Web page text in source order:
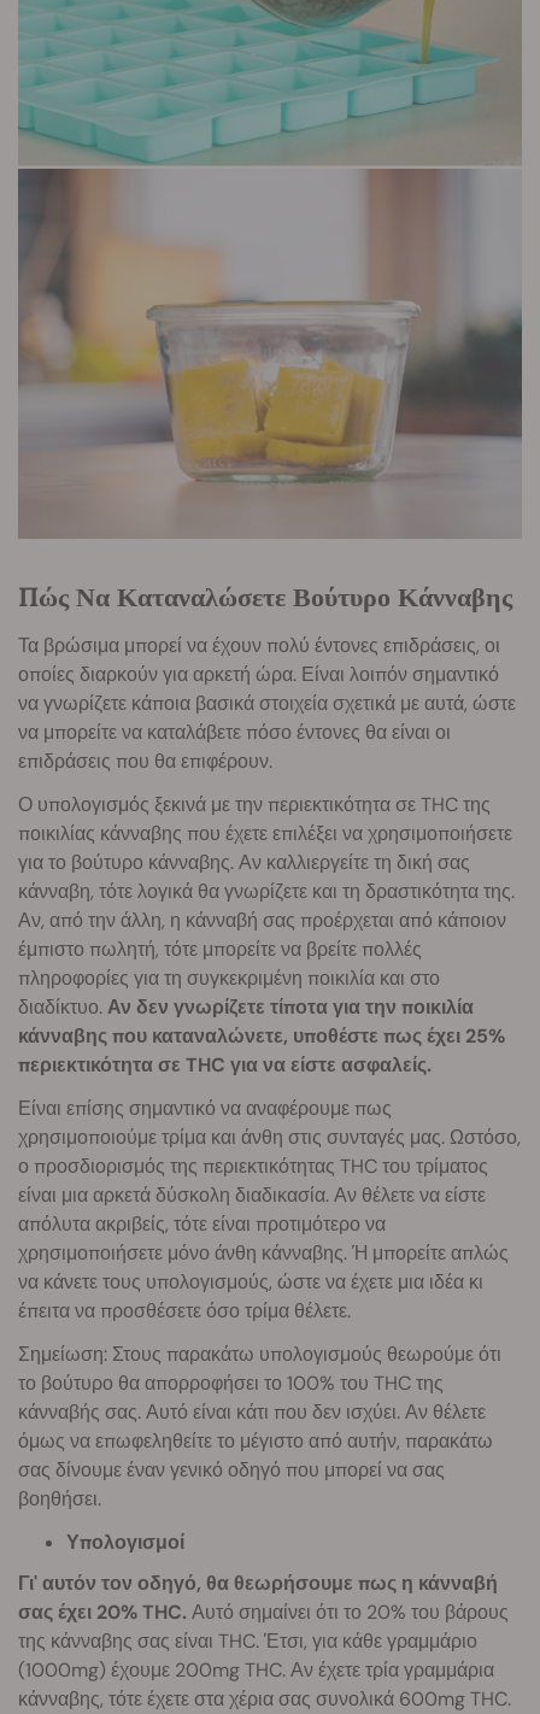
Πώς Να Καταναλώσετε Βούτυρο Κάνναβης
Τα βρώσιμα μπορεί να έχουν πολύ έντονες επιδράσεις, οι
οποίες διαρκούν για αρκετή ώρα. Είναι λοιπόν σημαντικό
να γνωρίζετε κάποια βασικά στοιχεία σχετικά με αυτά, ώστε
να μπορείτε να καταλάβετε πόσο έντονες θα είναι οι
επιδράσεις που θα επιφέρουν.
Ο υπολογισμός ξεκινά με την περιεκτικότητα σε THC της
ποικιλίας κάνναβης που έχετε επιλέξει να χρησιμοποιήσετε
για το βούτυρο κάνναβης. Αν καλλιεργείτε τη δική σας
κάνναβη, τότε λογικά θα γνωρίζετε και τη δραστικότητα της.
Αν, από την άλλη, η κάνναβή σας προέρχεται από κάποιον
έμπιστο πωλητή, τότε μπορείτε να βρείτε πολλές
πληροφορίες για τη συγκεκριμένη ποικιλία και στο
διαδίκτυο.Αν δεν γνωρίζετε τίποτα για την ποικιλία
κάνναβης που καταναλώνετε, υποθέστε πως έχει 25%
περιεκτικότητα σε THC για να είστε ασφαλείς.
Είναι επίσης σημαντικό να αναφέρουμε πως
χρησιμοποιούμε τρίμα και άνθη στις συνταγές μας. Ωστόσο,
ο προσδιορισμός της περιεκτικότητας THC του τρίματος
είναι μια αρκετά δύσκολη διαδικασία. Αν θέλετε να είστε
απόλυτα ακριβείς, τότε είναι προτιμότερο να
χρησιμοποιήσετε μόνο άνθη κάνναβης. Ή μπορείτε απλώς
να κάνετε τους υπολογισμούς, ώστε να έχετε μια ιδέα κι
έπειτα να προσθέσετε όσο τρίμα θέλετε.
Σημείωση: Στους παρακάτω υπολογισμούς θεωρούμε ότι
το βούτυρο θα απορροφήσει το 100% του THC της
κάνναβής σας. Αυτό είναι κάτι που δεν ισχύει. Αν θέλετε
όμως να επωφεληθείτε το μέγιστο από αυτήν, παρακάτω
σας δίνουμε έναν γενικό οδηγό που μπορεί να σας
βοηθήσει.
Υπολογισμοί
Γι' αυτόν τον οδηγό, θα θεωρήσουμε πως η κάνναβή
σας έχει 20% THC. Αυτό σημαίνει ότι το 20% του βάρους
της κάνναβης σας είναι THC. Έτσι, για κάθε γραμμάριο
(1000mg) έχουμε 200mg THC. Αν έχετε τρία γραμμάρια
κάνναβης, τότε έχετε στα χέρια σας συνολικά 600mg THC.